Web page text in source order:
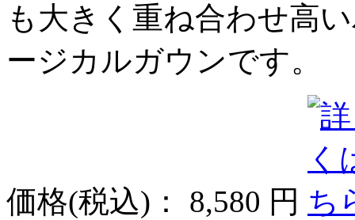
も大きく重ね合わせ高
ージカルガウンです。
価格(税込) ： 8,580 円